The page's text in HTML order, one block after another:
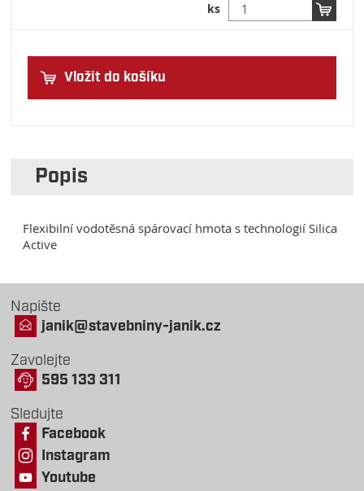
ks
Vložit do košíku
Popis
Flexibilní vodotěsná spárovací hmota s technologií Silica
Active
Napište
janik@stavebniny-janik.cz
Zavolejte
595 133 311
Sledujte
Facebook
Instagram
Youtube